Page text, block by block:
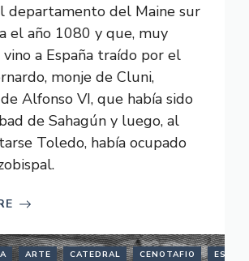
departamento del Maine sur
el año 1080 y que, muy
vino a España traído por el
monje de Cluni,
Alfonso VI, que había sido
de Sahagún y luego, al
Toledo, había ocupado
ARTE CATEDRAL CENOTAFIO